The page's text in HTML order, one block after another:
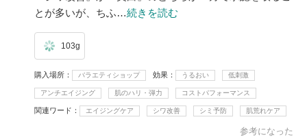
とが多いが、ちふ…続きを読む
103g
購入場所 バラエティショップ 効果 うるおい 低刺激
アンチエイジング 肌のハリ・弾力 コストパフォーマンス
関連ワード エイジングケア シワ改善 シミ予防 肌荒れケア
参考になった